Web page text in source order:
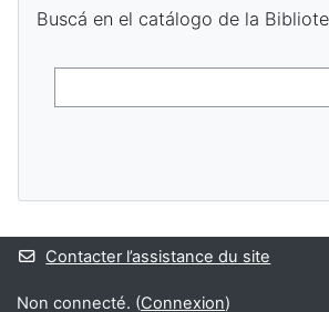
Buscá en el catálogo de la
Contacter l’assistance du site
Non connecté. (Connexion)